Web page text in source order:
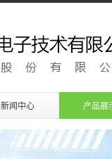
新闻中心 产品展